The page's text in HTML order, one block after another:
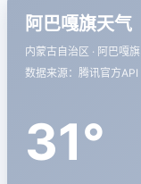
阿巴嘎旗天气
内蒙古自治区 · 阿巴嘎旗
数据来源：腾讯官方API
31°